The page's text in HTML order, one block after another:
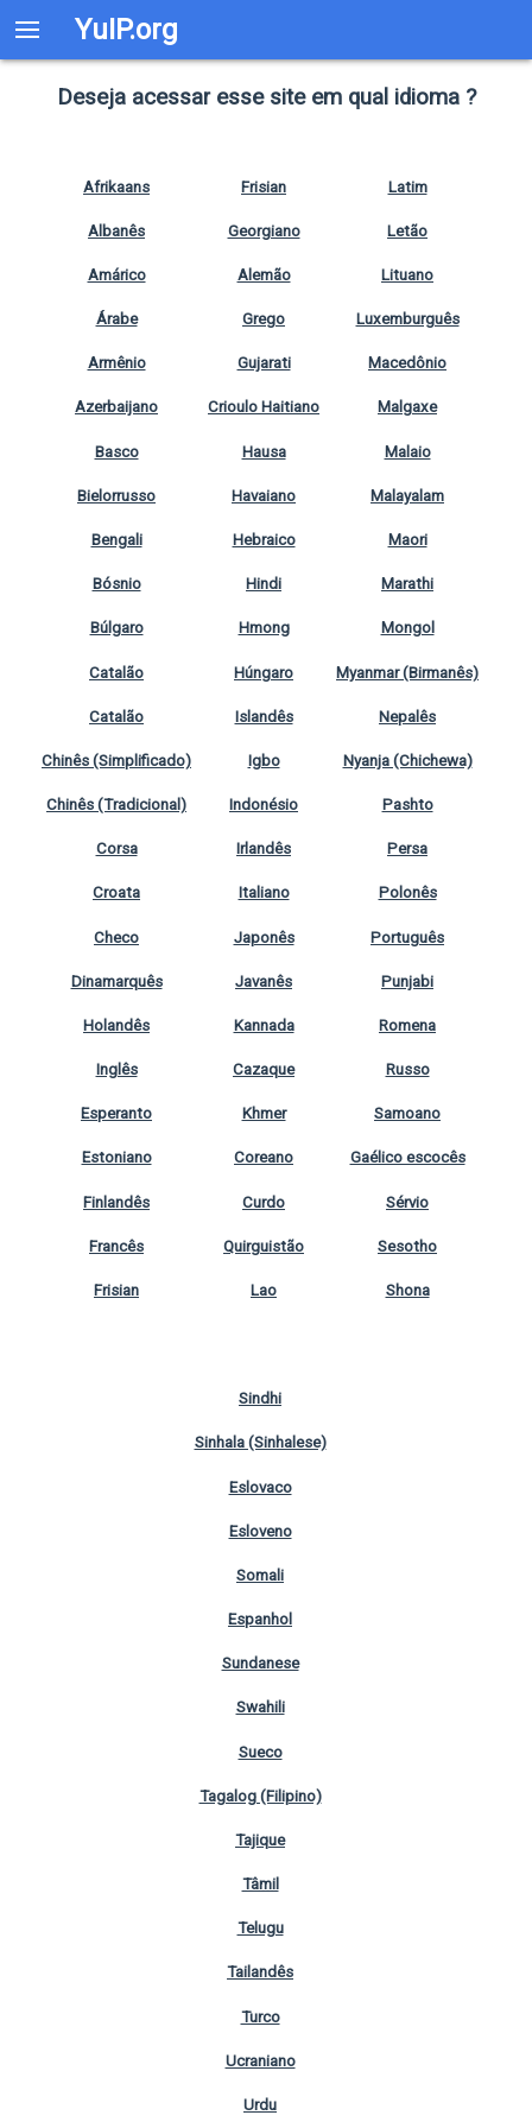
YuIP.org
Deseja acessar esse site em qual idioma ?
Afrikaans
Albanês
Amárico
Árabe
Armênio
Azerbaijano
Basco
Bielorrusso
Bengali
Bósnio
Búlgaro
Catalão
Catalão
Chinês (Simplificado)
Chinês (Tradicional)
Corsa
Croata
Checo
Dinamarquês
Holandês
Inglês
Esperanto
Estoniano
Finlandês
Francês
Frisian
Frisian
Georgiano
Alemão
Grego
Gujarati
Crioulo Haitiano
Hausa
Havaiano
Hebraico
Hindi
Hmong
Húngaro
Islandês
Igbo
Indonésio
Irlandês
Italiano
Japonês
Javanês
Kannada
Cazaque
Khmer
Coreano
Curdo
Quirguistão
Lao
Latim
Letão
Lituano
Luxemburguês
Macedônio
Malgaxe
Malaio
Malayalam
Maori
Marathi
Mongol
Myanmar (Birmanês)
Nepalês
Nyanja (Chichewa)
Pashto
Persa
Polonês
Português
Punjabi
Romena
Russo
Samoano
Gaélico escocês
Sérvio
Sesotho
Shona
Sindhi
Sinhala (Sinhalese)
Eslovaco
Esloveno
Somali
Espanhol
Sundanese
Swahili
Sueco
Tagalog (Filipino)
Tajique
Tâmil
Telugu
Tailandês
Turco
Ucraniano
Urdu